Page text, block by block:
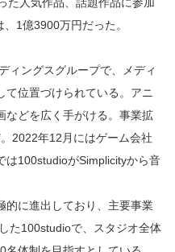
1億3900万円だった。
ィングスグループで、メディ
て位置づけられている。アニ
などを広く手がける。事業拡
2022年12月にはゲーム会社
は100studioがSimplicityから音
に進出しており、主要事業
た100studioで、スタジオ全体